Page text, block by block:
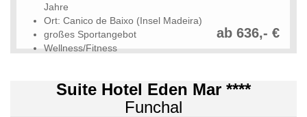
Jahre
Ort: Canico de Baixo (Insel Madeira)
großes Sportangebot
Wellness/Fitness
ab 636,- €
Suite Hotel Eden Mar ****
Funchal